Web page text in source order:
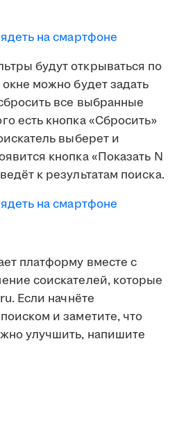
на смартфоне
будут открываться по
можно будет задать
все выбранные
есть кнопка «Сбросить»
выберет и
кнопка «Показать N
к результатам поиска.
на смартфоне
платформу вместе с
соискателей, которые
Если начнёте
и заметите, что
улучшить, напишите